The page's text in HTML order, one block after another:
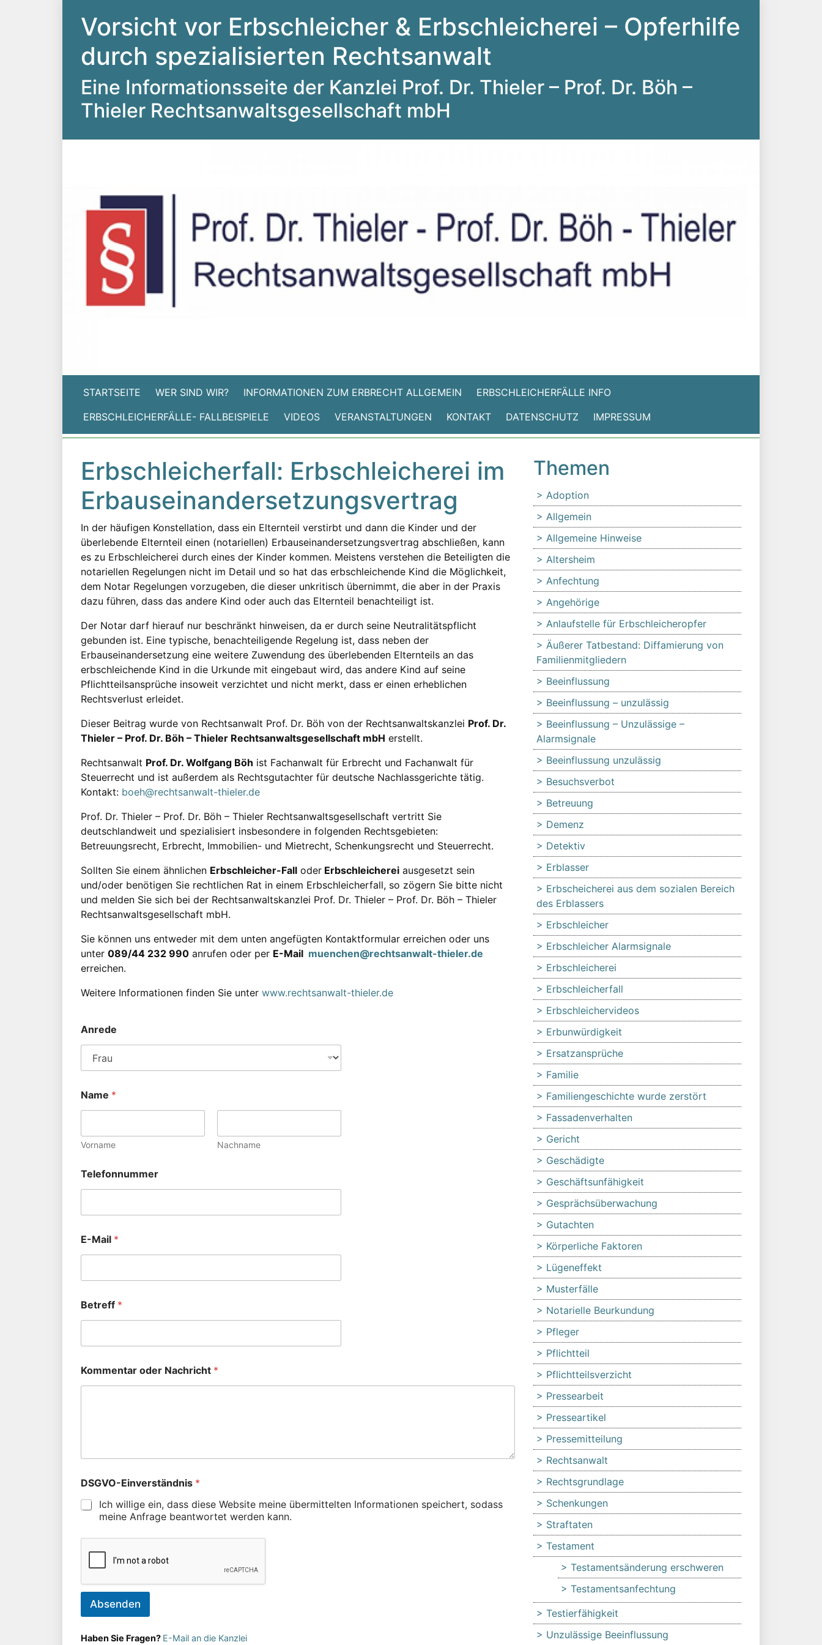
Vorsicht vor Erbschleicher & Erbschleicherei – Opferhilfe
durch spezialisierten Rechtsanwalt
Eine Informationsseite der Kanzlei Prof. Dr. Thieler – Prof. Dr. Böh –
Thieler Rechtsanwaltsgesellschaft mbH
STARTSEITE WER SIND WIR? INFORMATIONEN ZUM ERBRECHT ALLGEMEIN
ERBSCHLEICHERFÄLLE INFO
ERBSCHLEICHERFÄLLE- FALLBEISPIELE
VIDEOS VERANSTALTUNGEN KONTAKT DATENSCHUTZ IMPRESSUM
Erbschleicherfall: Erbschleicherei im
Erbauseinandersetzungsvertrag
In der häufigen Konstellation, dass ein Elternteil verstirbt und dann die Kinder und der
überlebende Elternteil einen (notariellen) Erbauseinandersetzungsvertrag abschließen, kann
es zu Erbschleicherei durch eines der Kinder kommen. Meistens verstehen die Beteiligten die
notariellen Regelungen nicht im Detail und so hat das erbschleichende Kind die Möglichkeit,
dem Notar Regelungen vorzugeben, die dieser unkritisch übernimmt, die aber in der Praxis
dazu führen, dass das andere Kind oder auch das Elternteil benachteiligt ist.
Der Notar darf hierauf nur beschränkt hinweisen, da er durch seine Neutralitätspflicht
gebunden ist. Eine typische, benachteiligende Regelung ist, dass neben der
Erbauseinandersetzung eine weitere Zuwendung des überlebenden Elternteils an das
erbschleichende Kind in die Urkunde mit eingebaut wird, das andere Kind auf seine
Pflichtteilsansprüche insoweit verzichtet und nicht merkt, dass er einen erheblichen
Rechtsverlust erleidet.
Dieser Beitrag wurde von Rechtsanwalt Prof. Dr. Böh von der Rechtsanwaltskanzlei Prof. Dr.
Thieler – Prof. Dr. Böh – Thieler Rechtsanwaltsgesellschaft mbH erstellt.
Rechtsanwalt Prof. Dr. Wolfgang Böh ist Fachanwalt für Erbrecht und Fachanwalt für
Steuerrecht und ist außerdem als Rechtsgutachter für deutsche Nachlassgerichte tätig.
Kontakt: boeh@rechtsanwalt-thieler.de
Prof. Dr. Thieler – Prof. Dr. Böh – Thieler Rechtsanwaltsgesellschaft vertritt Sie
deutschlandweit und spezialisiert insbesondere in folgenden Rechtsgebieten:
Betreuungsrecht, Erbrecht, Immobilien- und Mietrecht, Schenkungsrecht und Steuerrecht.
Sollten Sie einem ähnlichen Erbschleicher-Fall oder Erbschleicherei ausgesetzt sein
und/oder benötigen Sie rechtlichen Rat in einem Erbschleicherfall, so zögern Sie bitte nicht
und melden Sie sich bei der Rechtsanwaltskanzlei Prof. Dr. Thieler – Prof. Dr. Böh – Thieler
Rechtsanwaltsgesellschaft mbH.
Sie können uns entweder mit dem unten angefügten Kontaktformular erreichen oder uns
unter 089/44 232 990 anrufen oder per E-Mail muenchen@rechtsanwalt-thieler.de
erreichen.
Weitere Informationen finden Sie unter www.rechtsanwalt-thieler.de
Anrede
Name *
Vorname Nachname
Telefonnummer
E-Mail *
Betreff *
Kommentar oder Nachricht *
DSGVO-Einverständnis *
Ich willige ein, dass diese Website meine übermittelten Informationen speichert, sodass
meine Anfrage beantwortet werden kann.
Absenden
Haben Sie Fragen? E-Mail an die Kanzlei
Themen
Adoption
Allgemein
Allgemeine Hinweise
Altersheim
Anfechtung
Angehörige
Anlaufstelle für Erbschleicheropfer
Äußerer Tatbestand: Diffamierung von
Familienmitgliedern
Beeinflussung
Beeinflussung – unzulässig
Beeinflussung – Unzulässige –
Alarmsignale
Beeinflussung unzulässig
Besuchsverbot
Betreuung
Demenz
Detektiv
Erblasser
Erbscheicherei aus dem sozialen Bereich
des Erblassers
Erbschleicher
Erbschleicher Alarmsignale
Erbschleicherei
Erbschleicherfall
Erbschleichervideos
Erbunwürdigkeit
Ersatzansprüche
Familie
Familiengeschichte wurde zerstört
Fassadenverhalten
Gericht
Geschädigte
Geschäftsunfähigkeit
Gesprächsüberwachung
Gutachten
Körperliche Faktoren
Lügeneffekt
Musterfälle
Notarielle Beurkundung
Pfleger
Pflichtteil
Pflichtteilsverzicht
Pressearbeit
Presseartikel
Pressemitteilung
Rechtsanwalt
Rechtsgrundlage
Schenkungen
Straftaten
Testament
Testamentsänderung erschweren
Testamentsanfechtung
Testierfähigkeit
Unzulässige Beeinflussung